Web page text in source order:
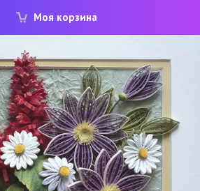
Моя корзина